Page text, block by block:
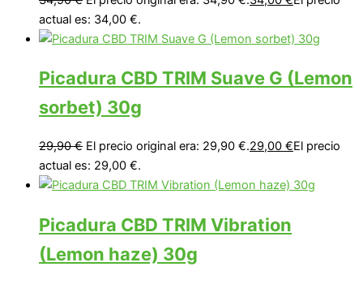
actual es: 34,00 €.
Picadura CBD TRIM Suave G (Lemon
sorbet) 30g
29,90€ El precio original era: 29,90 €.29,00 €El precio
actual es: 29,00 €.
Picadura CBD TRIM Vibration
(Lemon haze) 30g